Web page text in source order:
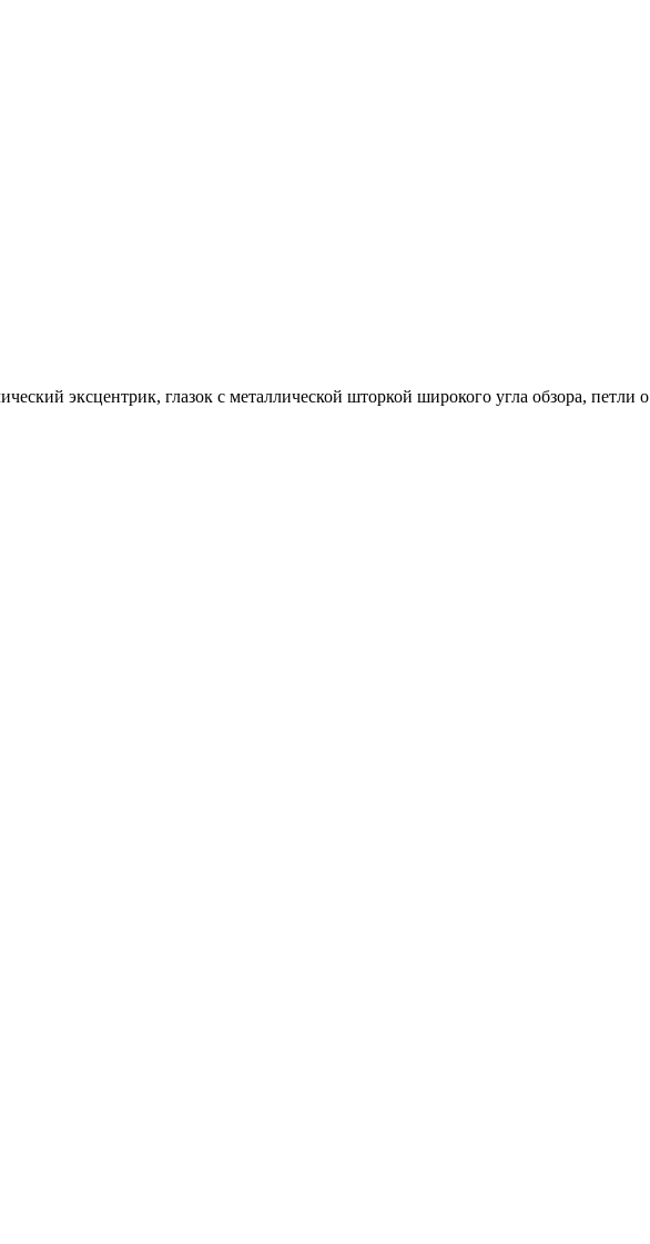
эксцентрик, глазок с металлической шторкой широкого угла обзора, петли о